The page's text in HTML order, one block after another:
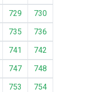
729
730
735
736
741
742
747
748
753
754